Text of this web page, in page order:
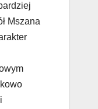
Mszana